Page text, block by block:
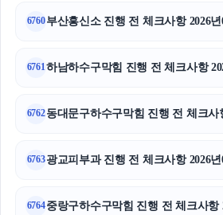
6760부산흥신소 진행 전 체크사항 2026년
6761하남하수구막힘 진행 전 체크사항
6762동대문구하수구막힘 진행 전 체크사
6763광교피부과 진행 전 체크사항 2026년
6764중랑구하수구막힘 진행 전 체크사항